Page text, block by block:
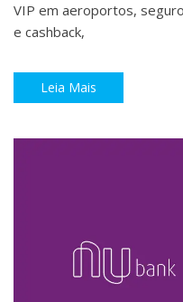
VIP em aeroportos,
e cashback,
Leia Mais